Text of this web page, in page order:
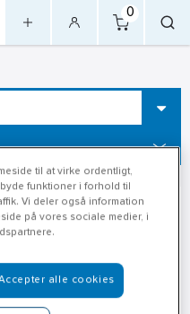
0
til at virke ordentligt,
funktioner i forhold til
Vi deler også information
på vores sociale medier, i
alle cookies